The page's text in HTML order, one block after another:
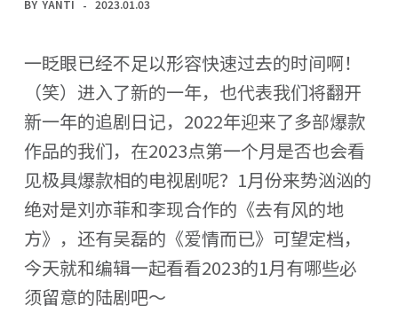
BY YANTI 2023.01.03
一眨眼已经不足以形容快速过去的时间啊！
（笑）进入了新的一年，也代表我们将翻开
新一年的追剧日记，2022年迎来了多部爆款
作品的我们，在2023点第一个月是否也会看
见极具爆款相的电视剧呢？1月份来势汹汹的
绝对是刘亦菲和李现合作的《去有风的地
方》，还有吴磊的《爱情而已》可望定档，
今天就和编辑一起看看2023的1月有哪些必
须留意的陆剧吧～